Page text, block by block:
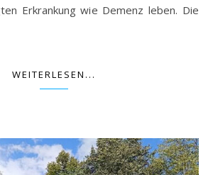
Erkrankung wie Demenz leben. Die
WEITERLESEN...